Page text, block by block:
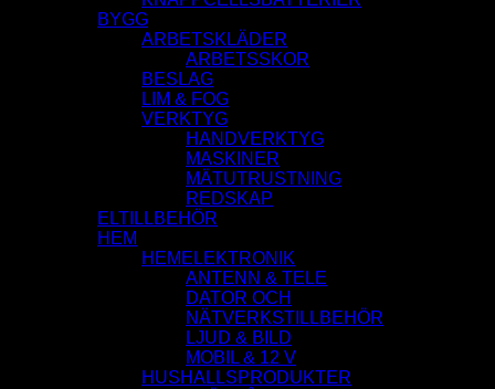
BYGG
ARBETSKLÄDER
ARBETSSKOR
BESLAG
LIM & FOG
VERKTYG
HANDVERKTYG
MASKINER
MÄTUTRUSTNING
REDSKAP
ELTILLBEHÖR
HEM
HEMELEKTRONIK
ANTENN & TELE
DATOR OCH
NÄTVERKSTILLBEHÖR
LJUD & BILD
MOBIL & 12 V
HUSHALLSPRODUKTER